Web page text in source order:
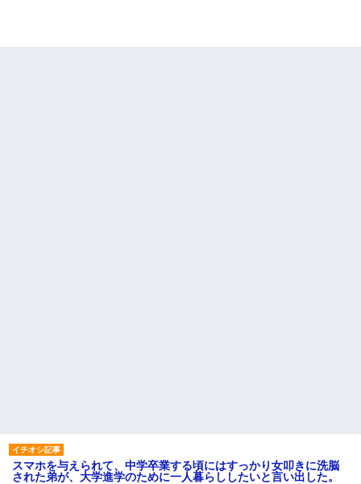
スマホを与えられて、中学卒業する頃にはすっかり女叩きに洗脳
された弟が、大学進学のために一人暮らししたいと言い出した。